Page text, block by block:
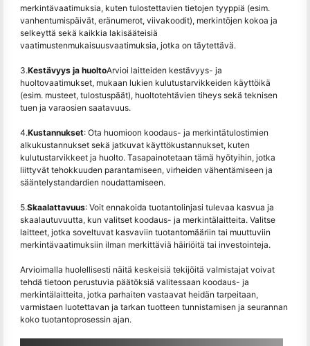
merkintävaatimuksia, kuten tulostettavien tietojen tyyppiä (esim.
vanhentumispäivät, eränumerot, viivakoodit), merkintöjen kokoa ja
selkeyttä sekä kaikkia lakisääteisiä
vaatimustenmukaisuusvaatimuksia, jotka on täytettävä.
3.Kestävyys ja huoltoArvioi laitteiden kestävyys- ja
huoltovaatimukset, mukaan lukien kulutustarvikkeiden käyttöikä
(esim. musteet, tulostuspäät), huoltotehtävien tiheys sekä teknisen
tuen ja varaosien saatavuus.
4.Kustannukset: Ota huomioon koodaus- ja merkintätulostimien
alkukustannukset sekä jatkuvat käyttökustannukset, kuten
kulutustarvikkeet ja huolto. Tasapainotetaan tämä hyötyihin, jotka
liittyvät tehokkuuden parantamiseen, virheiden vähentämiseen ja
sääntelystandardien noudattamiseen.
5.Skaalattavuus: Voit ennakoida tuotantolinjasi tulevaa kasvua ja
skaalautuvuutta, kun valitset koodaus- ja merkintälaitteita. Valitse
laitteet, jotka soveltuvat kasvaviin tuotantomääriin tai muuttuviin
merkintävaatimuksiin ilman merkittäviä häiriöitä tai investointeja.
Arvioimalla huolellisesti näitä keskeisiä tekijöitä valmistajat voivat
tehdä tietoon perustuvia päätöksiä valitessaan koodaus- ja
merkintälaitteita, jotka parhaiten vastaavat heidän tarpeitaan,
varmistaen luotettavan ja tarkan tuotteen tunnistamisen ja seurannan
koko tuotantoprosessin ajan.